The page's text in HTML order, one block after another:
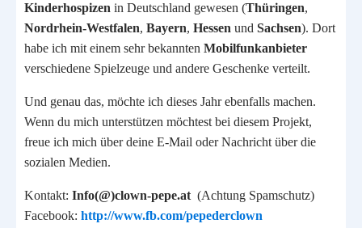
Kinderhospizen in Deutschland gewesen (Thüringen,
Nordrhein-Westfalen, Bayern, Hessen und Sachsen). Dort
habe ich mit einem sehr bekannten Mobilfunkanbieter
verschiedene Spielzeuge und andere Geschenke verteilt.
Und genau das, möchte ich dieses Jahr ebenfalls machen.
Wenn du mich unterstützen möchtest bei diesem Projekt,
freue ich mich über deine E-Mail oder Nachricht über die
sozialen Medien.
Kontakt: Info(@)clown-pepe.at (Achtung Spamschutz)
Facebook: http://www.fb.com/pepederclown